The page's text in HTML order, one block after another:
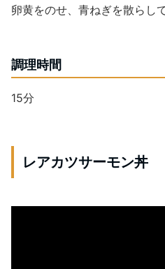
卵黄をのせ、青ねぎを散らし
調理時間
15分
レアカツサーモン丼